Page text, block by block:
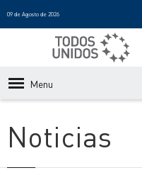
09 de Agosto de 2026
Menu
Noticias